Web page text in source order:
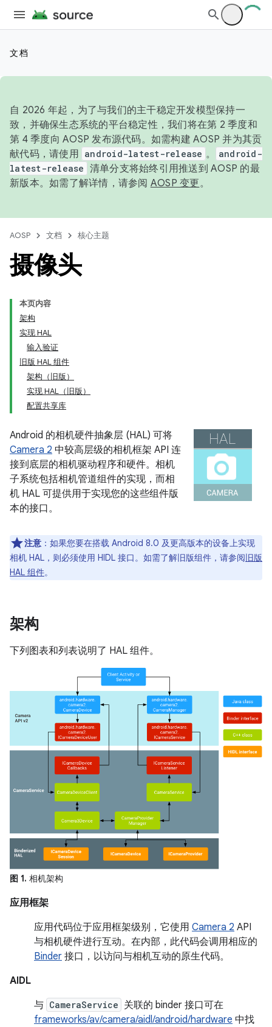
文档
自 2026 年起，为了与我们的主干稳定开发模型保持一
致，并确保生态系统的平台稳定性，我们将在第 2 季度和
第 4 季度向 AOSP 发布源代码。如需构建 AOSP 并为其贡
献代码，请使用 android-latest-release 。
android-
latest-release 清单分支将始终引用推送到 AOSP 的最
新版本。如需了解详情，请参阅 AOSP 变更。
AOSP 文档 核心主题
摄像头
本页内容
架构
实现 HAL
输入验证
旧版 HAL 组件
架构（旧版）
实现 HAL（旧版）
配置共享库
Android 的相机硬件抽象层 (HAL) 可将
Camera 2 中较高层级的相机框架 API 连
接到底层的相机驱动程序和硬件。相机
子系统包括相机管道组件的实现，而相
机 HAL 可提供用于实现您的这些组件版
本的接口。
注意 ：如果您要在搭载 Android 8.0 及更高版本的设备上实现
相机 HAL，则必须使用 HIDL 接口。如需了解旧版组件，请参阅旧版
HAL 组件。
架构
下列图表和列表说明了 HAL 组件。
图 1. 相机架构
应用框架
应用代码位于应用框架级别，它使用 Camera 2 API
与相机硬件进行互动。在内部，此代码会调用相应的
Binder 接口，以访问与相机互动的原生代码。
AIDL
与 CameraService 关联的 binder 接口可在
frameworks/av/camera/aidl/android/hardware 中找